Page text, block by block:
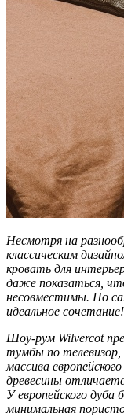
Несмотря на
классическим
кровать для
даже показаться,
несовместимы. Но
идеальное сочетание!
Шоу-рум Wilvercot
тумбы по
массива
древесины
У европейского
минимальная